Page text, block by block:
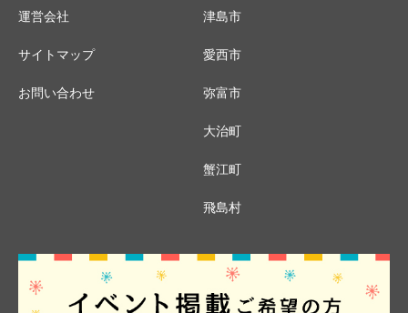
運営会社
サイトマップ
お問い合わせ
津島市
愛西市
弥富市
大治町
蟹江町
飛島村